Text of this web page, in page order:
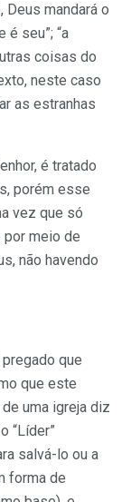
mandará o
é seu”; “a
coisas do
neste caso
as estranhas
é tratado
porém esse
vez que só
meio de
não havendo
que
que este
uma igreja diz
“Líder”
salvá-lo ou a
forma de